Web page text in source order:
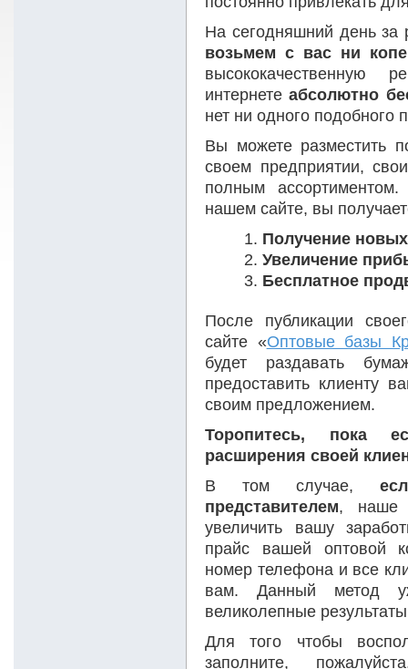
На сегодняшний день
возьмем с вас ни
высококачественную
интернетеабсолютно
нет ни одного подобного
Вы можете разместить
своем предприятии,
полным
нашем сайте, вы
Получение
Увеличение
Бесплатное
После публикации
сайте «Оптовые базы
будет раздавать
предоставить клиенту
своим предложением.
Торопитесь, пока
расширения своей
В том случае,
представителем, наше
увеличить вашу
прайс вашей оптовой
номер телефона и все
вам. Данный метод
великолепные
Для того чтобы
заполните,